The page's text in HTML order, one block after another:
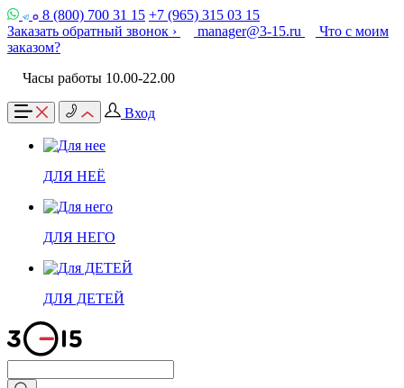
8 (800) 700 31 15 +7 (965) 315 03 15
Заказать обратный звонок ›
manager@3-15.ru
Что с моим
заказом?
Часы работы 10.00-22.00
Вход
ДЛЯ НЕЁ
ДЛЯ НЕГО
ДЛЯ ДЕТЕЙ